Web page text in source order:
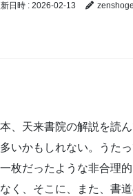
日時 : 2026-02-13
、天来書院の解説を読
いかもしれない。うた
枚だったような非合理
く、そこに、また、書